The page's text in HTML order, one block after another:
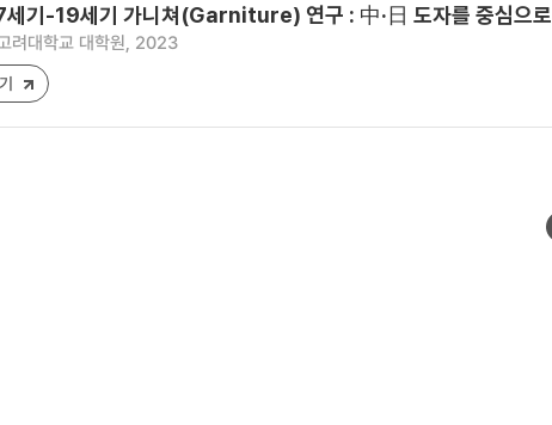
세기-19세기 가니쳐(Garniture) 연구 : 中·日 도자를 중심으로
려대학교 대학원, 2023